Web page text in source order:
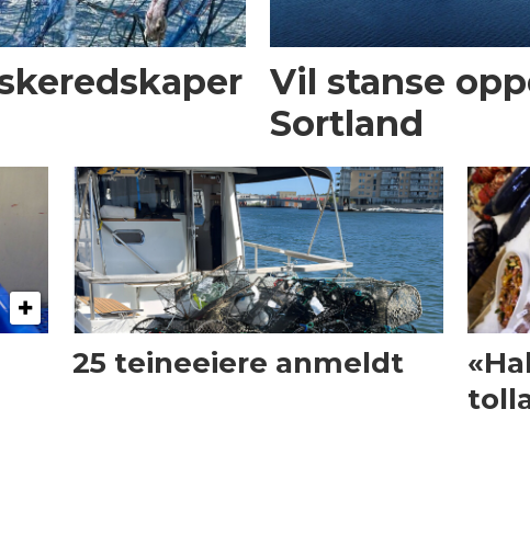
Vil stanse
Sortland
25 teineeiere anmeldt